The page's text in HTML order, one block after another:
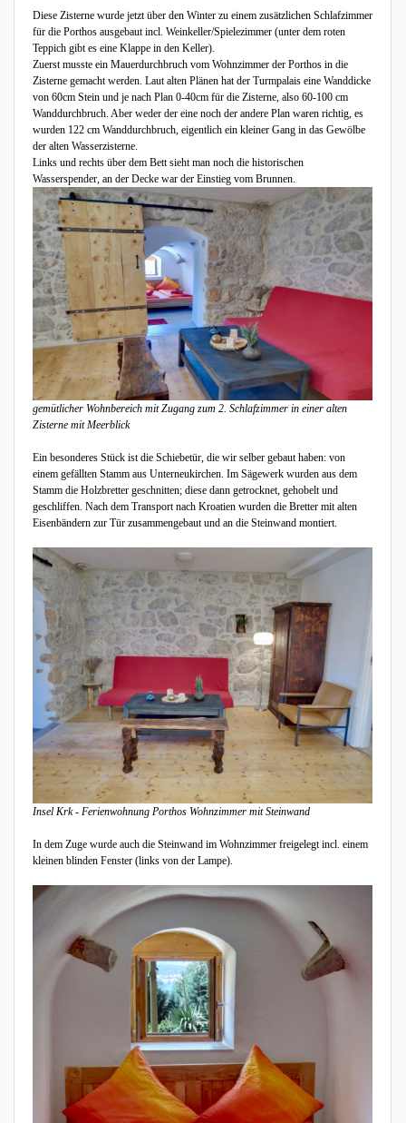
Diese Zisterne wurde jetzt über den Winter zu einem zusätzlichen Schlafzimmer
für die Porthos ausgebaut incl. Weinkeller/Spielezimmer (unter dem roten
Teppich gibt es eine Klappe in den Keller).
Zuerst musste ein Mauerdurchbruch vom Wohnzimmer der Porthos in die
Zisterne gemacht werden. Laut alten Plänen hat der Turmpalais eine Wanddicke
von 60cm Stein und je nach Plan 0-40cm für die Zisterne, also 60-100 cm
Wanddurchbruch. Aber weder der eine noch der andere Plan waren richtig, es
wurden 122 cm Wanddurchbruch, eigentlich ein kleiner Gang in das Gewölbe
der alten Wasserzisterne.
Links und rechts über dem Bett sieht man noch die historischen
Wasserspender, an der Decke war der Einstieg vom Brunnen.
gemütlicher Wohnbereich mit Zugang zum 2. Schlafzimmer in einer alten
Zisterne mit Meerblick
Ein besonderes Stück ist die Schiebetür, die wir selber gebaut haben: von
einem gefällten Stamm aus Unterneukirchen. Im Sägewerk wurden aus dem
Stamm die Holzbretter geschnitten; diese dann getrocknet, gehobelt und
geschliffen. Nach dem Transport nach Kroatien wurden die Bretter mit alten
Eisenbändern zur Tür zusammengebaut und an die Steinwand montiert.
Insel Krk - Ferienwohnung Porthos Wohnzimmer mit Steinwand
In dem Zuge wurde auch die Steinwand im Wohnzimmer freigelegt incl. einem
kleinen blinden Fenster (links von der Lampe).